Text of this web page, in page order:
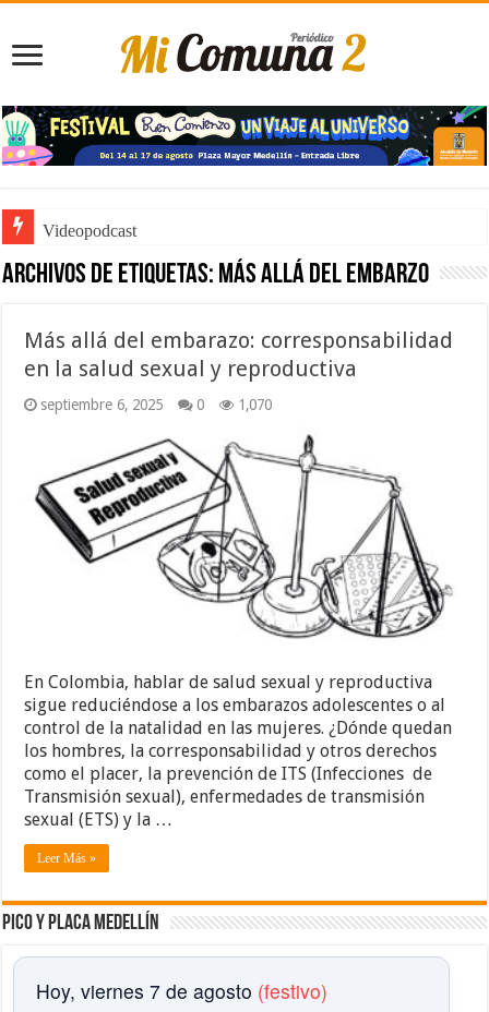
Videopodcast
Archivos de etiquetas: más allá del embarzo
Más allá del embarazo: corresponsabilidad
en la salud sexual y reproductiva
septiembre 6, 2025 0 1,070
En Colombia, hablar de salud sexual y reproductiva
sigue reduciéndose a los embarazos adolescentes o al
control de la natalidad en las mujeres. ¿Dónde quedan
los hombres, la corresponsabilidad y otros derechos
como el placer, la prevención de ITS (Infecciones de
Transmisión sexual), enfermedades de transmisión
sexual (ETS) y la …
Leer Más »
Pico y placa Medellín
Hoy, viernes 7 de agosto (festivo)